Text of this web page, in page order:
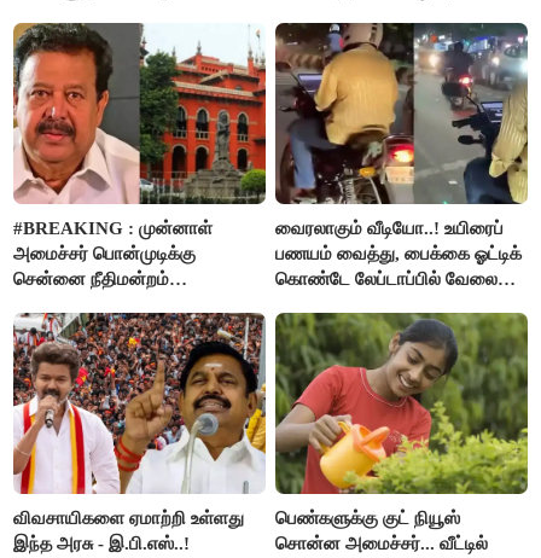
#BREAKING : முன்னாள்
அமைச்சர் பொன்முடிக்கு
சென்னை நீதிமன்றம்
வைரலாகும் வீடியோ..! உயிரைப்
பணயம் வைத்து, பைக்கை ஓட்டிக்
கொண்டே லேப்டாப்பில் வேலை
விவசாயிகளை ஏமாற்றி உள்ளது
இந்த அரசு - இ.பி.எஸ்..!
பெண்களுக்கு குட் நியூஸ்
சொன்ன அமைச்சர்... வீட்டில்